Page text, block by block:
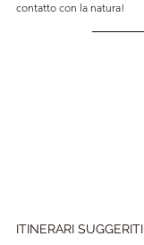
contatto con la natura!
ITINERARI SUGGERITI